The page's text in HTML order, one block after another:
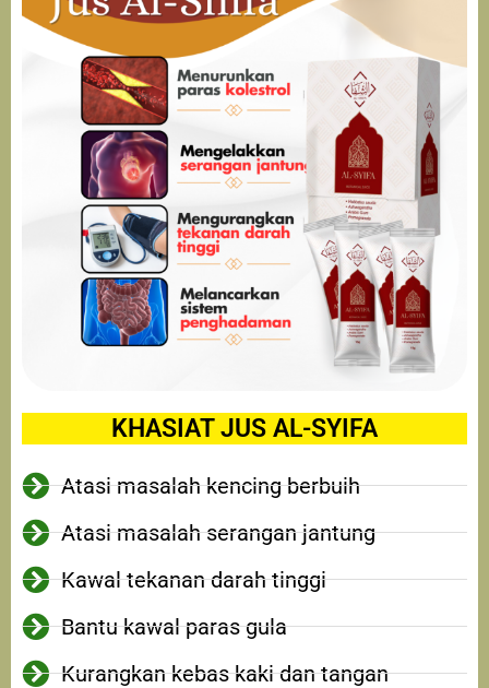
KHASIAT JUS AL-SYIFA
Atasi masalah kencing berbuih
Atasi masalah serangan jantung
Kawal tekanan darah tinggi
Bantu kawal paras gula
Kurangkan kebas kaki dan tangan